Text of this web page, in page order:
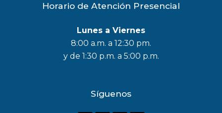
Horario de Atención Presencial
Lunes a Viernes
8:00 a.m. a 12:30 pm.
y de 1:30 p.m. a 5:00 p.m.
Síguenos